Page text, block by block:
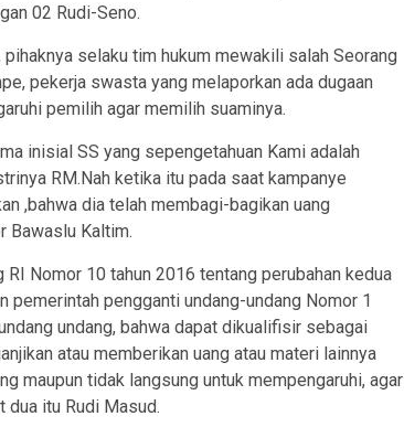
02 Rudi-Seno.
selaku tim hukum mewakili salah Seorang
pekerja swasta yang melaporkan ada dugaan
pemilih agar memilih suaminya.
inisial SS yang sepengetahuan Kami adalah
RM.Nah ketika itu pada saat kampanye
,bahwa dia telah membagi-bagikan uang
Bawaslu Kaltim.
Nomor 10 tahun 2016 tentang perubahan kedua
pemerintah pengganti undang-undang Nomor 1
undang, bahwa dapat dikualifisir sebagai
atau memberikan uang atau materi lainnya
maupun tidak langsung untuk mempengaruhi, agar
dua itu Rudi Masud.